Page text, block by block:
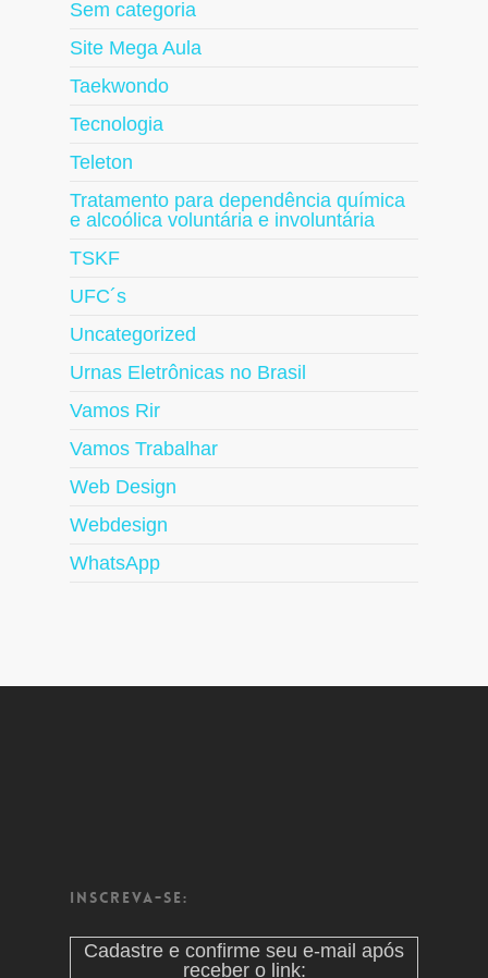
Sem categoria
Site Mega Aula
Taekwondo
Tecnologia
Teleton
Tratamento para dependência química
e alcoólica voluntária e involuntária
TSKF
UFC´s
Uncategorized
Urnas Eletrônicas no Brasil
Vamos Rir
Vamos Trabalhar
Web Design
Webdesign
WhatsApp
Inscreva-se:
Cadastre e confirme seu e-mail após
receber o link: